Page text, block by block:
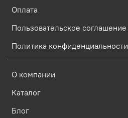
Оплата
Пользовательское соглашение
Политика конфиденциальности
О компании
Каталог
Блог